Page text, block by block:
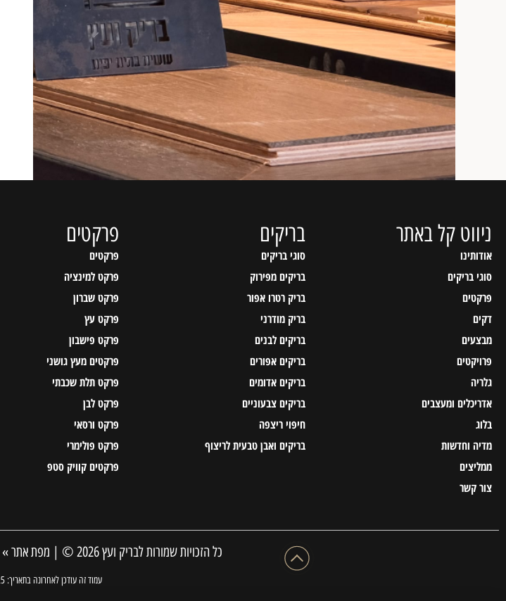
ניווט קל באתר
אודותינו
סוגי בריקים
פרקטים
דקים
מבצעים
פרויקטים
גלריה
אדריכלים ומעצבים
בלוג
מדיה וחדשות
ממליצים
צור קשר
בריקים
סוגי בריקים
בריקים מפירוק
בריק רטרו אפור
בריק מודרני
בריקים לבנים
בריקים אפורים
בריקים אדומים
בריקים צבעוניים
חיפוי ריצפה
בריקים ואבן טבעית לריצוף
פרקטים
פרקטים
פרקט למינציה
פרקט שברון
פרקט עץ
פרקט פישבון
פרקטים מעץ גושני
פרקט תלת שכבתי
פרקט לבן
פרקט ורסאי
פרקט פולימרי
פרקטים קוויק סטפ
כל הזכויות שמורות לבריק ועץ 2026 © | מפת אתר »
עמוד זה עודכן לאחרונה בתאריך: 17/02/2025